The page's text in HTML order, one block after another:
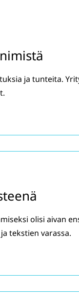
ja tunteita.
olisi aivan
tekstien varassa.